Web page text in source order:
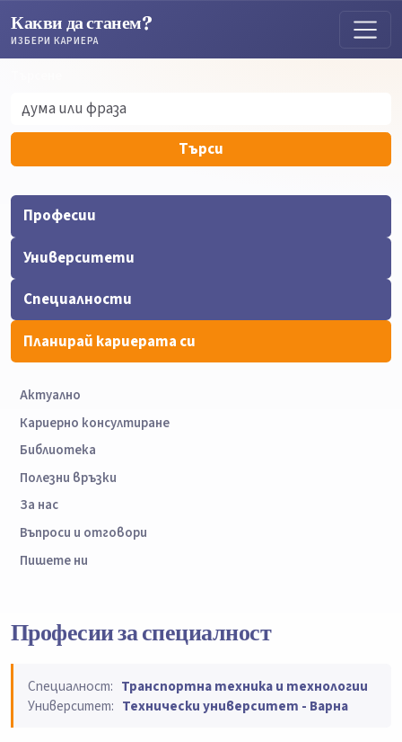
Какви да станем?
ИЗБЕРИ КАРИЕРА
Търси
Професии
Университети
Специалности
Планирай кариерата си
Актуално
Кариерно консултиране
Библиотека
Полезни връзки
За нас
Въпроси и отговори
Пишете ни
Професии за специалност
Специалност: Транспортна техника и технологии
Университет: Технически университет - Варна